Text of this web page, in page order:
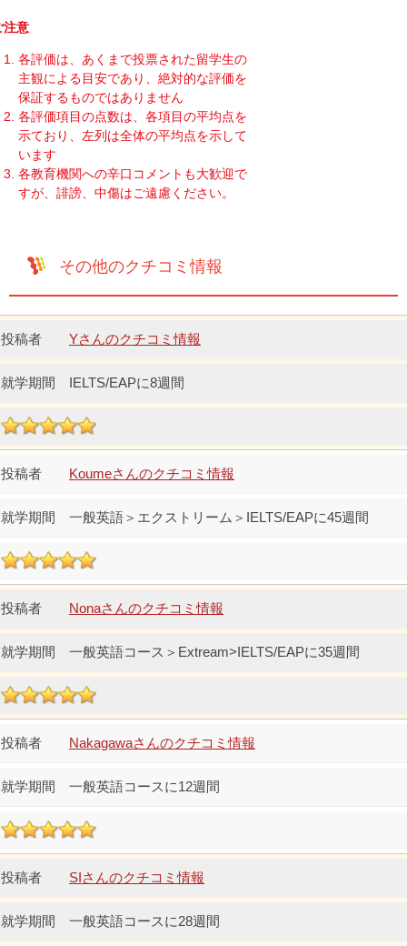
注意
各評価は、あくまで投票された留学生の
主観による目安であり、絶対的な評価を
保証するものではありません
各評価項目の点数は、各項目の平均点を
示ており、左列は全体の平均点を示して
います
各教育機関への辛口コメントも大歓迎で
すが、誹謗、中傷はご遠慮ください。
その他のクチコミ情報
Yさんのクチコミ情報
IELTS/EAPに8週間
Koumeさんのクチコミ情報
一般英語＞エクストリーム＞IELTS/EAPに45週間
Nonaさんのクチコミ情報
一般英語コース＞Extream>IELTS/EAPに35週間
Nakagawaさんのクチコミ情報
一般英語コースに12週間
SIさんのクチコミ情報
一般英語コースに28週間